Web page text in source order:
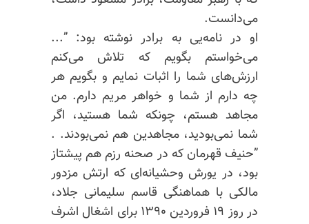
می‌دانست.
او در نامه‌یی به برادر نوشته بود: ”...
می‌خواستم بگویم که تلاش می‌کنم
ارزش‌های شما را اثبات نمایم و بگویم هر
چه دارم از شما و خواهر مریم دارم. من
مجاهد هستم، چونکه شما هستید، اگر
شما نمی‌بودید، مجاهدین هم نمی‌بودند. .
”حنیف قهرمان که در صحنه رزم هم پیشتاز
بود، در یورش وحشیانه‌ای که ارتش مزدور
مالکی با هماهنگی قاسم سلیمانی جلاد،
در روز ۱۹ فروردین ۱۳۹۰ برای اشغال اشرف